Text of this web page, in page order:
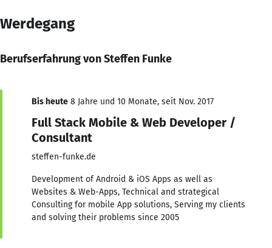
Werdegang
Berufserfahrung von Steffen Funke
Bis heute 8 Jahre und 10 Monate, seit Nov. 2017
Full Stack Mobile & Web Developer /
Consultant
steffen-funke.de
Development of Android & iOS Apps as well as
Websites & Web-Apps, Technical and strategical
Consulting for mobile App solutions, Serving my clients
and solving their problems since 2005